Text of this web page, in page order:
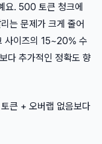
요. 500 토큰 청크에
는 문제가 크게 줄어
사이즈의 15~20% 수
다 추가적인 정확도 향
큰 + 오버랩 없음보다